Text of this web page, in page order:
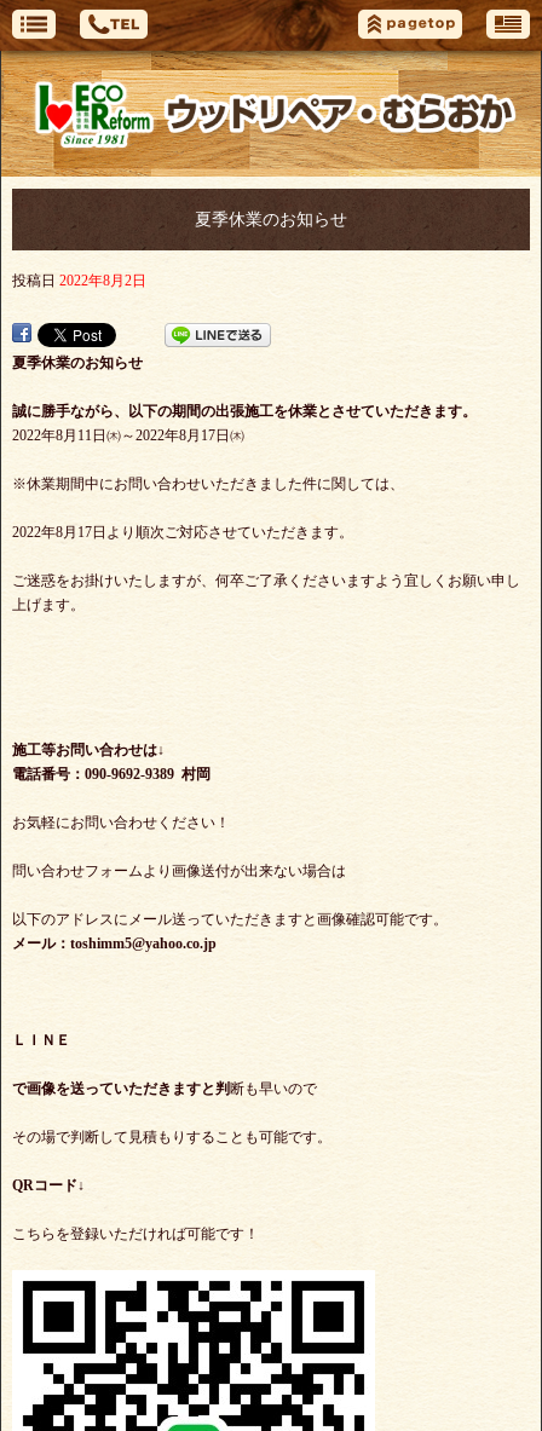
夏季休業のお知らせ
投稿日 2022年8月2日
夏季休業のお知らせ
誠に勝手ながら、以下の期間の出張施工を休業とさせていただきます。
2022年8月11日㈭～2022年8月17日㈭
※休業期間中にお問い合わせいただきました件に関しては、
2022年8月17日より順次ご対応させていただきます。
ご迷惑をお掛けいたしますが、何卒ご了承くださいますよう宜しくお願い申し
上げます。
施工等お問い合わせは↓
電話番号：090-9692-9389 村岡
お気軽にお問い合わせください！
問い合わせフォームより画像送付が出来ない場合は
以下のアドレスにメール送っていただきますと画像確認可能です。
メール：toshimm5@yahoo.co.jp
ＬＩＮＥ
で画像を送っていただきますと判 断も早いので
その場で判断して見積もりすることも可能です。
QRコード↓
こちらを登録いただければ可能です！